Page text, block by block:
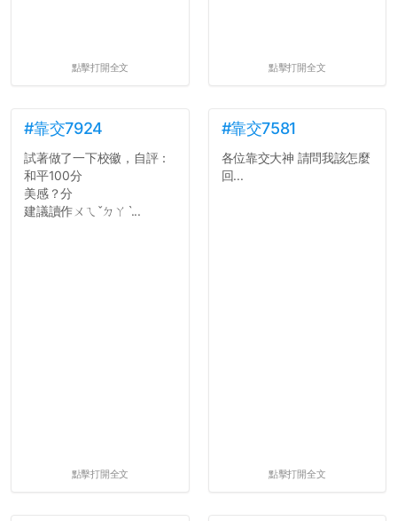
點擊打開全文 點擊打開全文
#靠交7924
試著做了一下校徽，自評：
和平100分
美感？分
建議讀作ㄨㄟˇㄉㄚˋ...
點擊打開全文
#靠交7581
各位靠交大神 請問我該怎麼
回...
點擊打開全文